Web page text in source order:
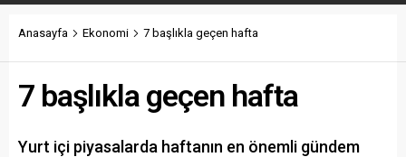
Anasayfa Ekonomi 7 başlıkla geçen hafta
7 başlıkla geçen hafta
Yurt içi piyasalarda haftanın en önemli gündem